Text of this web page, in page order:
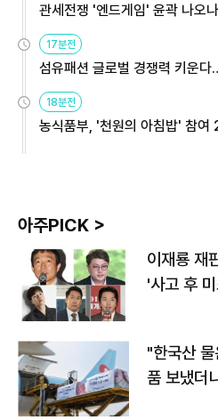
관세전쟁 '엔드게임' 윤곽 나오
용해야
17분전
섬유패션 글로벌 경쟁력 키운
원
18분전
농식품부, '천원의 아침밥' 참여
아주PICK >
이재룡 재
'사고 후
"한국산
품 보냈더